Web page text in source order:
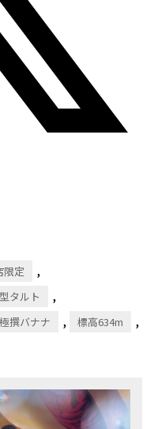
限定 ,
タルト ,
極撰バナナ , 標高634m ,